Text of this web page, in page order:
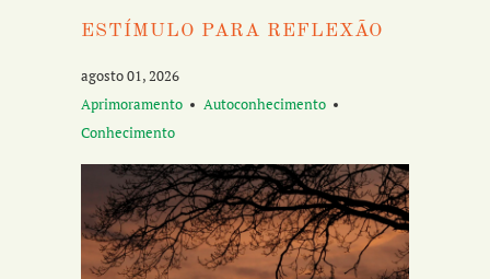
ESTÍMULO PARA REFLEXÃO
agosto 01, 2026
Aprimoramento
Autoconhecimento
Conhecimento